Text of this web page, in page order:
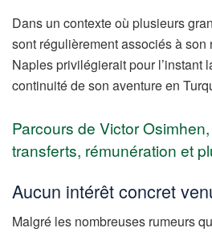
Dans un contexte où plusieurs
sont régulièrement associés à son
Naples privilégierait pour l’instant
continuité de son aventure en
Parcours de Victor
transferts, rémunération et
Aucun intérêt concret
Malgré les nombreuses rumeurs